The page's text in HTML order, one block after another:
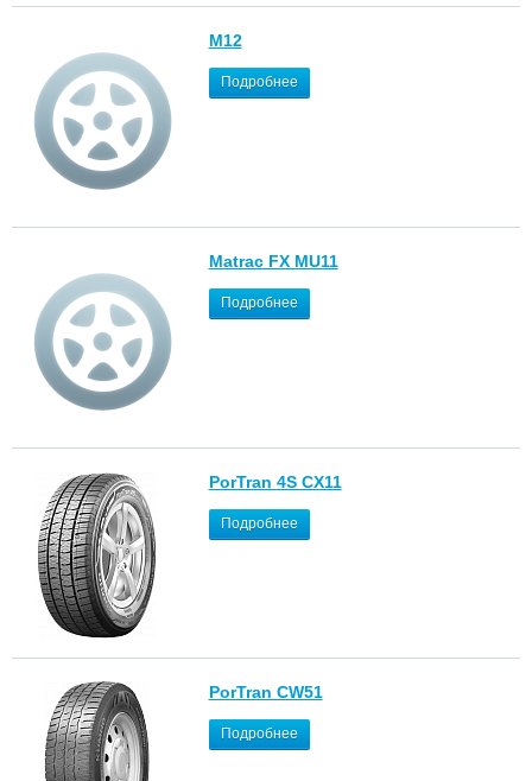
M12
Подробнее
Matrac FX MU11
Подробнее
PorTran 4S CX11
Подробнее
PorTran CW51
Подробнее